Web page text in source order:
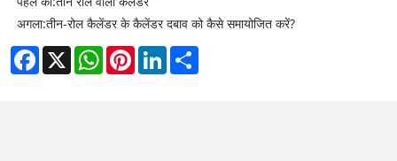
अगला:तीन-रोल कैलेंडर के कैलेंडर दबाव को कैसे समायोजित करें?
Facebook
X WhatsAppPinterestLinkedIn